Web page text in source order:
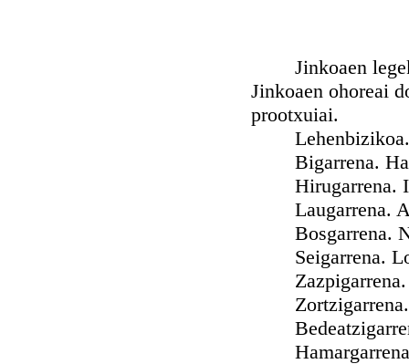
Jinkoaen
Jinkoaen ohoreai
prootxuiai.
Lehenbizikoa.
Bigarrena.
Hirugarrena.
Laugarrena.
Bosgarrena.
Seigarrena.
Zazpigarrena.
Zortzigarrena.
Hamargarrena.